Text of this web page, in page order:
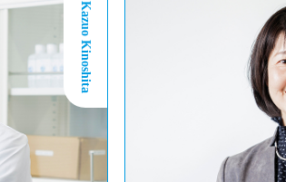
Kazuo Kinoshita